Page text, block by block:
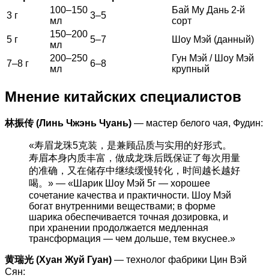
3 г
100–150
мл
3–5
Бай Му Дань 2-й
сорт
5 г
150–200
мл
5–7 Шоу Мэй (данный)
7–8 г
200–250
мл
6–8
Гун Мэй / Шоу Мэй
крупный
Мнение китайских специалистов
林振传 (Линь Чжэнь Чуань) — мастер белого чая, Фудин:
«寿眉龙珠5克装，是兼顾品质与实用的好形式。
寿眉本身内质丰富，做成龙珠后既保证了每次用量
的准确，又在储存中继续缓慢转化，时间越长越好
喝。» — «Шарик Шоу Мэй 5г — хорошее
сочетание качества и практичности. Шоу Мэй
богат внутренними веществами; в форме
шарика обеспечивается точная дозировка, и
при хранении продолжается медленная
трансформация — чем дольше, тем вкуснее.»
黄瑞光 (Хуан Жуй Гуан) — технолог фабрики Цин Вэй
Сян: